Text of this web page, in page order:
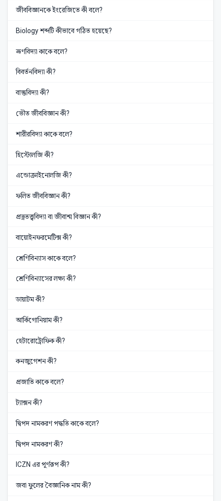
জীববিজ্ঞানকে ইংরেজিতে কী বলে?
Biology শব্দটি কীভাবে গঠিত হয়েছে?
ভ্রূণবিদ্যা কাকে বলে?
বিবর্তনবিদ্যা কী?
বাস্তুবিদ্যা কী?
ভৌত জীববিজ্ঞান কী?
শারীরবিদ্যা কাকে বলে?
হিস্টোলজি কী?
এন্ডোক্রাইনোলজি কী?
ফলিত জীববিজ্ঞান কী?
প্রত্নতত্ত্ববিদ্যা বা জীবাশ্ম বিজ্ঞান কী?
বায়োইনফরমেটিক্স কী?
শ্রেণিবিন্যাস কাকে বলে?
শ্রেণিবিন্যাসের লক্ষ্য কী?
ডায়াটম কী?
আর্কিগোনিয়াম কী?
হেটারোট্রোফিক কী?
কনজুগেশন কী?
প্রজাতি কাকে বলে?
ট্যাক্সন কী?
দ্বিপদ নামকরণ পদ্ধতি কাকে বলে?
দ্বিপদ নামকরণ কী?
ICZN এর পূর্ণরূপ কী?
জবা ফুলের বৈজ্ঞানিক নাম কী?